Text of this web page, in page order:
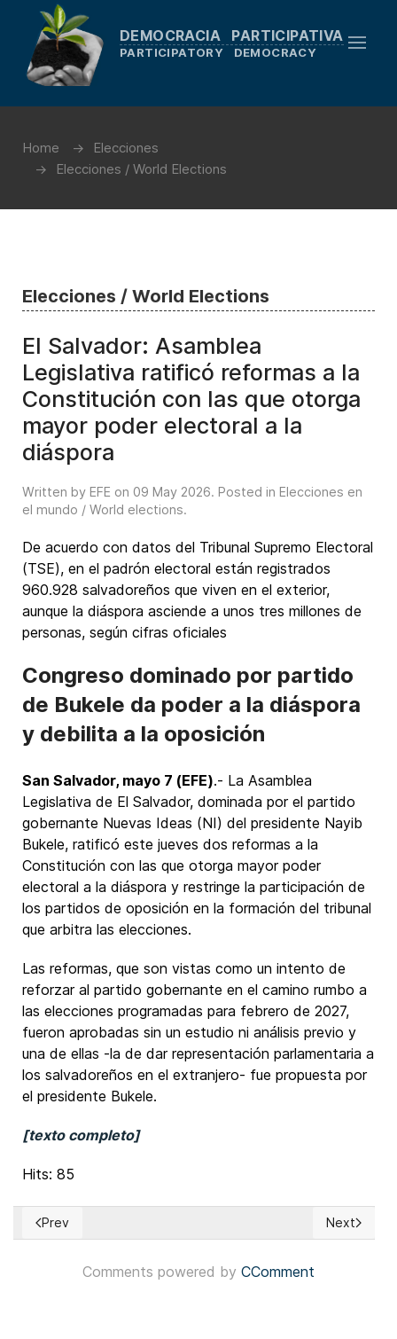
DEMOCRACIA PARTICIPATIVA
PARTICIPATORY DEMOCRACY
Home
Elecciones
Elecciones / World Elections
Elecciones / World Elections
El Salvador: Asamblea
Legislativa ratificó reformas a la
Constitución con las que otorga
mayor poder electoral a la
diáspora
Written by EFE on 09 May 2026. Posted in Elecciones en
el mundo / World elections.
De acuerdo con datos del Tribunal Supremo Electoral
(TSE), en el padrón electoral están registrados
960.928 salvadoreños que viven en el exterior,
aunque la diáspora asciende a unos tres millones de
personas, según cifras oficiales
Congreso dominado por partido
de Bukele da poder a la diáspora
y debilita a la oposición
San Salvador, mayo 7 (EFE).- La Asamblea
Legislativa de El Salvador, dominada por el partido
gobernante Nuevas Ideas (NI) del presidente Nayib
Bukele, ratificó este jueves dos reformas a la
Constitución con las que otorga mayor poder
electoral a la diáspora y restringe la participación de
los partidos de oposición en la formación del tribunal
que arbitra las elecciones.
Las reformas, que son vistas como un intento de
reforzar al partido gobernante en el camino rumbo a
las elecciones programadas para febrero de 2027,
fueron aprobadas sin un estudio ni análisis previo y
una de ellas -la de dar representación parlamentaria a
los salvadoreños en el extranjero- fue propuesta por
el presidente Bukele.
[texto completo]
Hits: 85
Previous article: Francia: Fiscalía Europea investiga si el
Prev Next
Next
Comments powered by CComment